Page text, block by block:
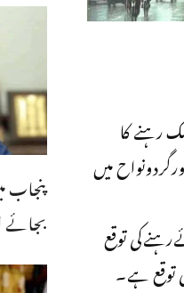
رہنے کا
میں
توقع
توقع ہے۔
پنجاب
بجائے